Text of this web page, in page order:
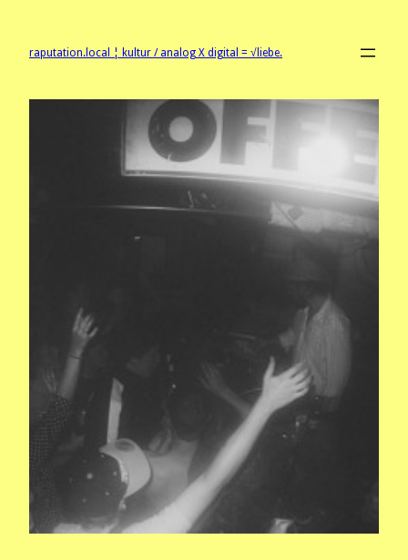
springenraputation.local ¦ kultur / analog X digital = √liebe.